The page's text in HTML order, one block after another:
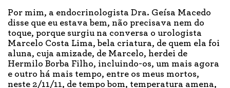
Por mim, a endocrinologista Dra. Geísa Macedo
disse que eu estava bem, não precisava nem do
toque, porque surgiu na conversa o urologista
Marcelo Costa Lima, bela criatura, de quem ela foi
aluna, cuja amizade, de Marcelo, herdei de
Hermilo Borba Filho, incluindo-os, um mais agora
e outro há mais tempo, entre os meus mortos,
neste 2/11/11, de tempo bom, temperatura amena,